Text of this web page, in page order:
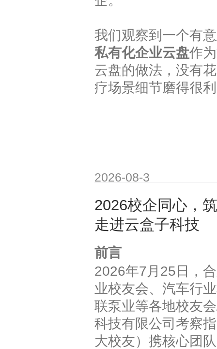
我们观察到一个有
私有化企业云盘作
云盘的做法，没有
疗场景细节磨得很
2026-08-3
2026校企同心，
走进云盒子科技
前言
2026年7月25日，
业校友会、汽车行
联泵业等各地校友
科技有限公司考察
大校友）携核心团